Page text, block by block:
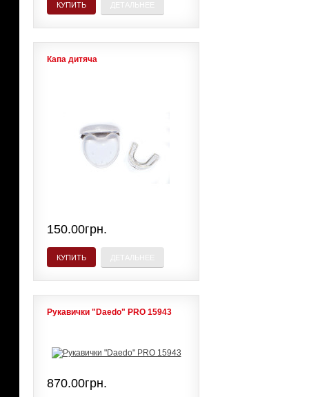
КУПИТЬ
Капа дитяча
150.00грн.
КУПИТЬ
Рукавички "Daedo" PRO 15943
870.00грн.